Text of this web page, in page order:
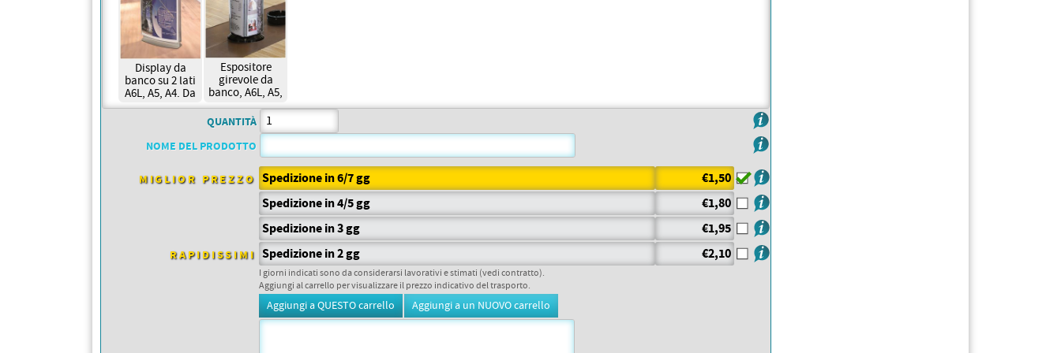
DORSALI TARGHE
PETTORALI NUMERI DA
GARA
PETTORALI CON NOME ATLETA
NUMERI DA GARA MTB
Display da
banco su 2 lati
A6L, A5, A4. Da
35,47€
Espositore
girevole da
banco, A6L, A5,
A4. Da 56,10€
QUANTITÀ
NOME DEL PRODOTTO
MIGLIOR PREZZO Spedizione in 6/7 gg
€1,50
Spedizione in 4/5 gg
€1,80
Spedizione in 3 gg
€1,95
RAPIDISSIMI Spedizione in 2 gg €2,10
I giorni indicati sono da considerarsi lavorativi e stimati (vedi contratto).
Aggiungi al carrello per visualizzare il prezzo indicativo del trasporto.